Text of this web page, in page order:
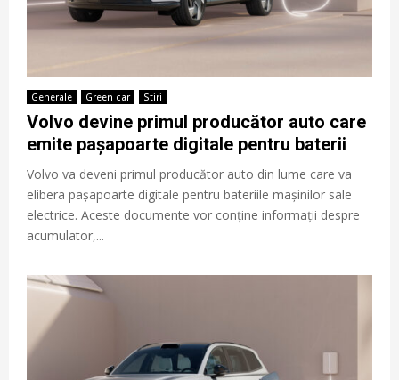
Generale Green car Stiri
Volvo devine primul producător auto care
emite pașapoarte digitale pentru baterii
Volvo va deveni primul producător auto din lume care va
elibera pașapoarte digitale pentru bateriile mașinilor sale
electrice. Aceste documente vor conține informații despre
acumulator,...